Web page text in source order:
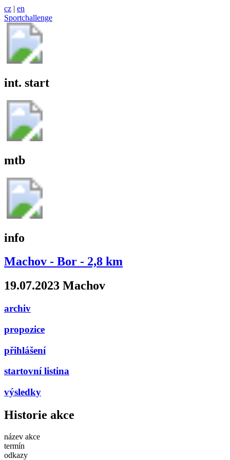
cz | en
Sportchallenge
int. start
mtb
info
Machov - Bor - 2,8 km
19.07.2023 Machov
archiv
propozice
přihlášení
startovní listina
výsledky
Historie akce
název akce
termín
odkazy